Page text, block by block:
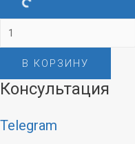
Количество
товара
BR13
В КОРЗИНУ
Консультация
Telegram